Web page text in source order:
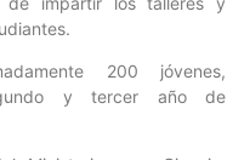
200 jóvenes,
y tercer año de